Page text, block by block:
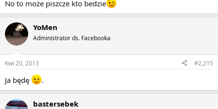
No to może piszcze kto bedzie
YoMen
Administrator ds. Facebooka
Kwi 20, 2013 #2,215
Ja będę .
bastersebek